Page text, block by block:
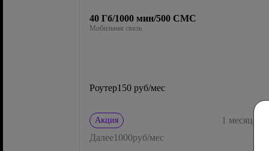
40 Гб/1000 мин/500 СМС
Мобильная связь
Роутер150 руб/мес
Акция 1 месяца
Далее1000руб/мес